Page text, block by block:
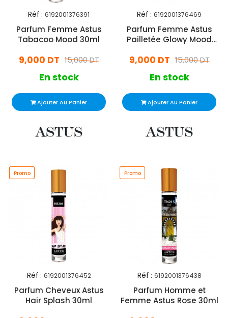
Réf : 6192001376391
Parfum Femme Astus
Tabacoo Mood 30ml
15,000 DT
9,000 DT
En stock
Ajouter Au Panier
Réf : 6192001376469
Parfum Femme Astus
Pailletée Glowy Mood
15,000 DT
9,000 DT
En stock
Ajouter Au Panier
Promo
Promo
Réf : 6192001376452
Parfum Cheveux Astus
Hair Splash 30ml
Promo
Promo
Réf : 6192001376438
Parfum Homme et
Femme Astus Rose 30ml